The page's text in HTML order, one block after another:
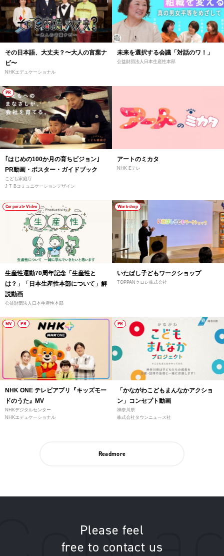
その日本語、大丈夫？〜大人の言葉ナ
ビ〜
NHKエデュケーショナル
未来を選択する会議「対話のワ！」
公益財団法人日本生産性本部
PR
｢はじめの100か月の育ちビジョン｣
PR動画・ポスター・ガイドブック
こども家庭庁
J T Bコミュニケーションデザイン
アートのミカタ
NHK Eテレ
Corporate Video
生産性運動70周年記念「生産性と
は？」「日本生産性本部について」解
説動画
公益財団法人日本生産性本部
Workshop
いたばし子どもワークショップ
TOPPANクロレ株式会社
MV PR
NHK ONE テレビアプリ『キッズモー
ドのうた』MV
NHKデジタルセンター
NHKエデュケーショナル
PR
「かながわこどもまんなかアクショ
ン」コンセプト動画
神奈川県
株式会社タウンニュース社
Readmore
Please feel
free to contact us